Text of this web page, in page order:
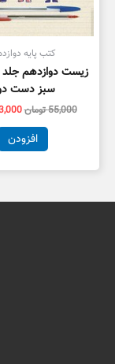
کتب پایه
زیست دوازدهم
سبز دست
55,000تومان
افزودن